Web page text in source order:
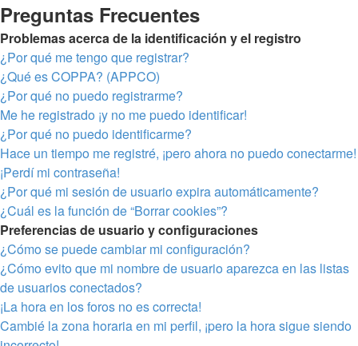
Preguntas Frecuentes
Problemas acerca de la identificación y el registro
¿Por qué me tengo que registrar?
¿Qué es COPPA? (APPCO)
¿Por qué no puedo registrarme?
Me he registrado ¡y no me puedo identificar!
¿Por qué no puedo identificarme?
Hace un tiempo me registré, ¡pero ahora no puedo conectarme!
¡Perdí mi contraseña!
¿Por qué mi sesión de usuario expira automáticamente?
¿Cuál es la función de “Borrar cookies”?
Preferencias de usuario y configuraciones
¿Cómo se puede cambiar mi configuración?
¿Cómo evito que mi nombre de usuario aparezca en las listas
de usuarios conectados?
¡La hora en los foros no es correcta!
Cambié la zona horaria en mi perfil, ¡pero la hora sigue siendo